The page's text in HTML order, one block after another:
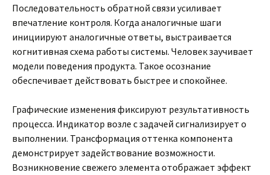
Последовательность обратной связи усиливает
впечатление контроля. Когда аналогичные шаги
инициируют аналогичные ответы, выстраивается
когнитивная схема работы системы. Человек заучивает
модели поведения продукта. Такое осознание
обеспечивает действовать быстрее и спокойнее.
Графические изменения фиксируют результативность
процесса. Индикатор возле с задачей сигнализирует о
выполнении. Трансформация оттенка компонента
демонстрирует задействование возможности.
Возникновение свежего элемента отображает эффект